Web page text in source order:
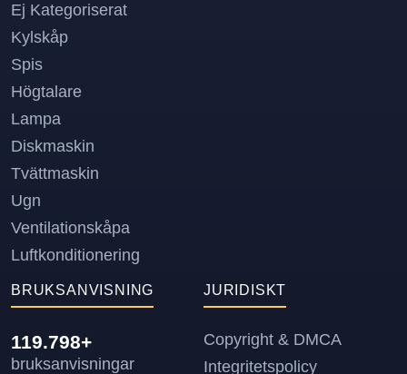
Ej Kategoriserat
Kylskåp
Spis
Högtalare
Lampa
Diskmaskin
Tvättmaskin
Ugn
Ventilationskåpa
Luftkonditionering
BRUKSANVISNING
119.798+
bruksanvisningar
JURIDISKT
Copyright & DMCA
Integritetspolicy